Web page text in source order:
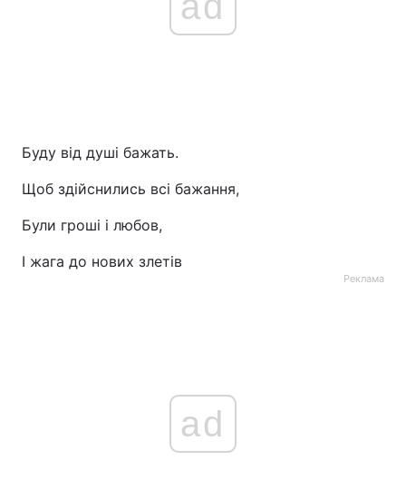
Буду від душі бажать.
Щоб здійснились всі бажання,
Були гроші і любов,
І жага до нових злетів
Реклама
ad